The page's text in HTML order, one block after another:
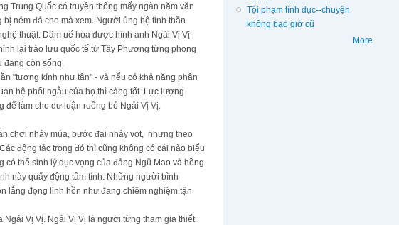
Trung Quốc có truyền thống mấy ngàn năm văn
ném đá cho mà xem. Người ủng hộ tinh thần
thuật. Dâm uế hóa được hình ảnh Ngải Vị Vị
lại trào lưu quốc tế từ Tây Phương từng phong
đang còn sống.
"tương kính như tân" - và nếu có khả năng phân
hệ phối ngẫu của họ thì càng tốt. Lực lượng
để làm cho dư luận ruồng bỏ Ngải Vị Vị.
chơi nhảy múa, bước đại nhảy vọt, nhưng theo
động tác trong đó thì cũng không có cái nào biểu
thể sinh lý dục vọng của đảng Ngũ Mao và hồng
này quấy động tâm tính. Những người bình
lắng đọng linh hồn như đang chiêm nghiệm tận
Vị Vị. Ngải Vị Vị là người từng tham gia thiết
Tội phạm tình dục--chuyện
không bao giờ cũ
More